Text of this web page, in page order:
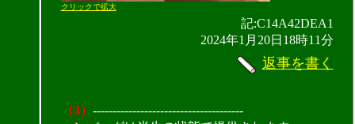
クリックで拡大
記:C14A42DEA1
2024年1月20日18時11分
返事を書く
（3） --------------------------------------